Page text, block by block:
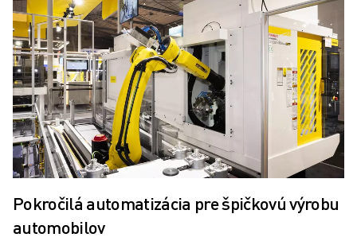
SCARA ROBOTY
KOMPAKTNÉ CNC STROJE
VYHĽADÁVAČ ROBODRILL
KOMPAKTNÉ CNC STROJE ROBODRILL
TECHNICKÉ VYBAVENIE ROBODRILL
ROBODRILL SOFTVÉR
PREVENTÍVNA ÚDRŽBA PRE ROBODRILL
ROBODRILL UDRŽATEĽNOSŤ
BALÍK ROBODRILL A ROBOT
ELEKTRICKÉ VSTREKOVACIE STROJE
VYHĽADÁVAČ ROBOSHOT
Pokročilá automatizácia pre špičkovú výrobu
automobilov